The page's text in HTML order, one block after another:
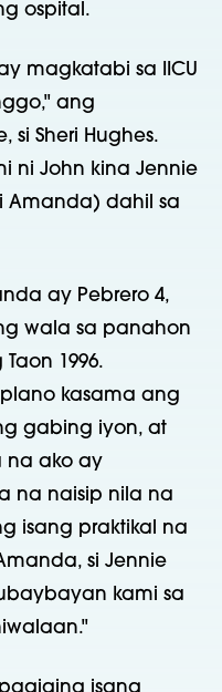
ospital.
magkatabi sa IICU
ang
Sheri Hughes.
ni John kina Jennie
Amanda) dahil sa
ay Pebrero 4,
wala sa panahon
1996.
kasama ang
gabing iyon, at
na ako ay
na naisip nila na
isang praktikal na
si Jennie
kami sa